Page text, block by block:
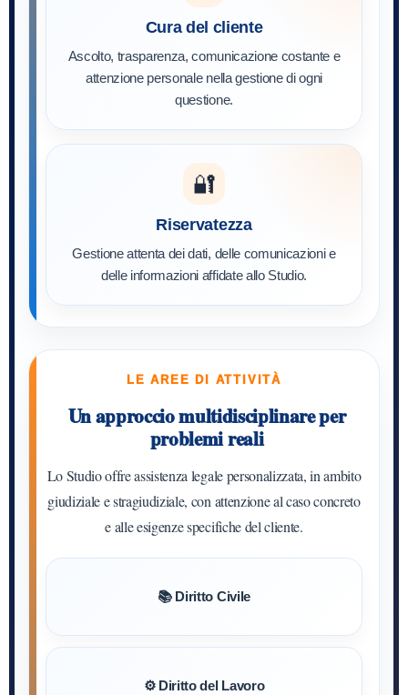
Cura del cliente
Ascolto, trasparenza, comunicazione costante e
attenzione personale nella gestione di ogni
questione.
🔐
Riservatezza
Gestione attenta dei dati, delle comunicazioni e
delle informazioni affidate allo Studio.
LE AREE DI ATTIVITÀ
Un approccio multidisciplinare per
problemi reali
Lo Studio offre assistenza legale personalizzata, in ambito
giudiziale e stragiudiziale, con attenzione al caso concreto
e alle esigenze specifiche del cliente.
📚 Diritto Civile
⚙️ Diritto del Lavoro